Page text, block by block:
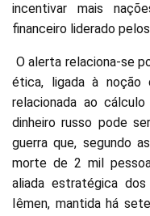
incentivar mais
financeiro liderado
O alerta relaciona-se
ética, ligada à noção
relacionada ao
dinheiro russo pode
guerra que, segundo
morte de 2 mil
aliada estratégica
Iêmen, mantida há